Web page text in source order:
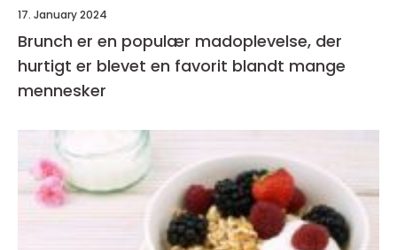
17. January 2024
Brunch er en populær madoplevelse, der
hurtigt er blevet en favorit blandt mange
mennesker